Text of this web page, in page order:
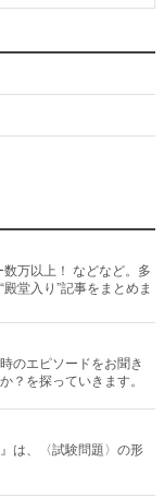
万以上！ などなど。多
堂入り”記事をまとめま
のエピソードをお聞き
？を探っていきます。
は、〈試験問題〉の形